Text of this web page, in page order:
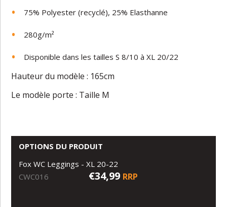
75% Polyester (recyclé), 25% Elasthanne
280g/m²
Disponible dans les tailles S 8/10 à XL 20/22
Hauteur du modèle : 165cm
Le modèle porte : Taille M
OPTIONS DU PRODUIT
Fox WC Leggings - XL 20-22
CWC016
€34,99 RRP